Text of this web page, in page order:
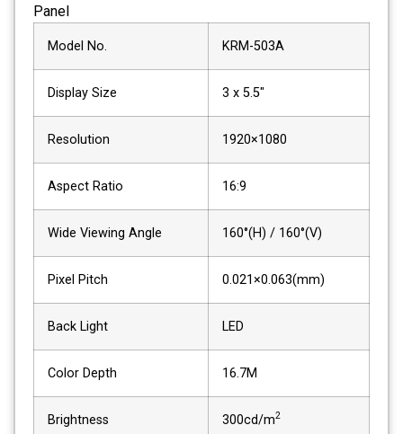
Panel
Model No. KRM-503A
Display Size 3 x 5.5"
Resolution 1920×1080
Aspect Ratio 16:9
Wide Viewing Angle 160°(H) / 160°(V)
Pixel Pitch 0.021×0.063(mm)
Back Light LED
Color Depth 16.7M
Brightness 300cd/m2